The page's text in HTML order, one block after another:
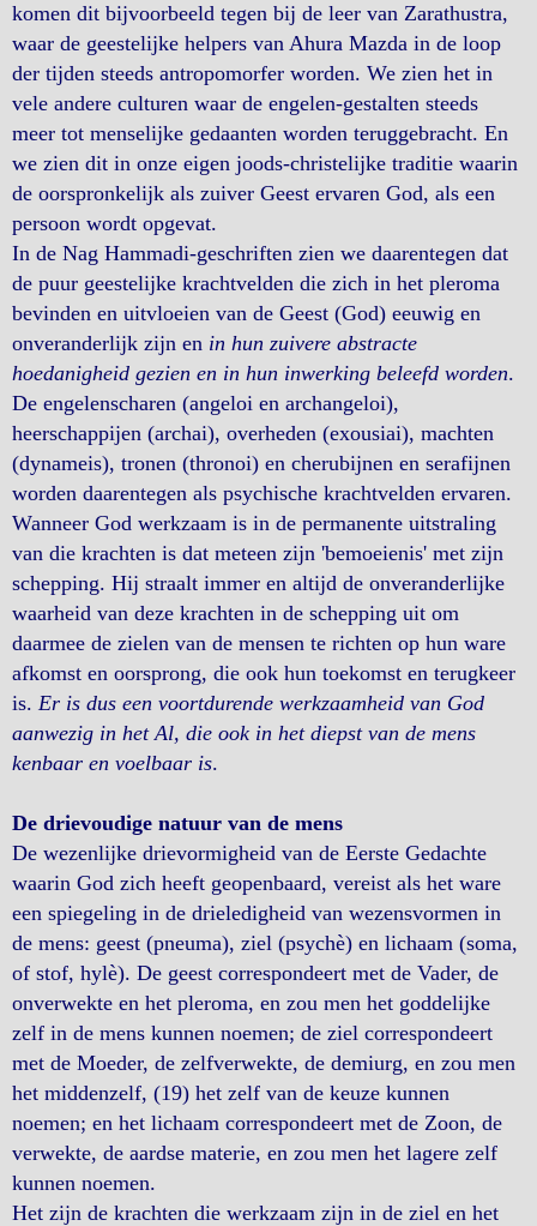
komen dit bijvoorbeeld tegen bij de leer van Zarathustra,
waar de geestelijke helpers van Ahura Mazda in de loop
der tijden steeds antropomorfer worden. We zien het in
vele andere culturen waar de engelen-gestalten steeds
meer tot menselijke gedaanten worden teruggebracht. En
we zien dit in onze eigen joods-christelijke traditie waarin
de oorspronkelijk als zuiver Geest ervaren God, als een
persoon wordt opgevat.
In de Nag Hammadi-geschriften zien we daarentegen dat
de puur geestelijke krachtvelden die zich in het pleroma
bevinden en uitvloeien van de Geest (God) eeuwig en
onveranderlijk zijn en in hun zuivere abstracte
hoedanigheid gezien en in hun inwerking beleefd worden.
De engelenscharen (angeloi en archangeloi),
heerschappijen (archai), overheden (exousiai), machten
(dynameis), tronen (thronoi) en cherubijnen en serafijnen
worden daarentegen als psychische krachtvelden ervaren.
Wanneer God werkzaam is in de permanente uitstraling
van die krachten is dat meteen zijn 'bemoeienis' met zijn
schepping. Hij straalt immer en altijd de onveranderlijke
waarheid van deze krachten in de schepping uit om
daarmee de zielen van de mensen te richten op hun ware
afkomst en oorsprong, die ook hun toekomst en terugkeer
is. Er is dus een voortdurende werkzaamheid van God
aanwezig in het Al, die ook in het diepst van de mens
kenbaar en voelbaar is.
De drievoudige natuur van de mens
De wezenlijke drievormigheid van de Eerste Gedachte
waarin God zich heeft geopenbaard, vereist als het ware
een spiegeling in de drieledigheid van wezensvormen in
de mens: geest (pneuma), ziel (psychè) en lichaam (soma,
of stof, hylè). De geest correspondeert met de Vader, de
onverwekte en het pleroma, en zou men het goddelijke
zelf in de mens kunnen noemen; de ziel correspondeert
met de Moeder, de zelfverwekte, de demiurg, en zou men
het middenzelf, (19) het zelf van de keuze kunnen
noemen; en het lichaam correspondeert met de Zoon, de
verwekte, de aardse materie, en zou men het lagere zelf
kunnen noemen.
Het zijn de krachten die werkzaam zijn in de ziel en het